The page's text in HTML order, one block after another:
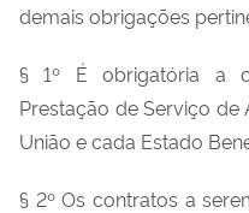
demais obrigações
§ 1º É obrigatória a
Prestação de Serviço
União e cada Estado
§ 2º Os contratos a